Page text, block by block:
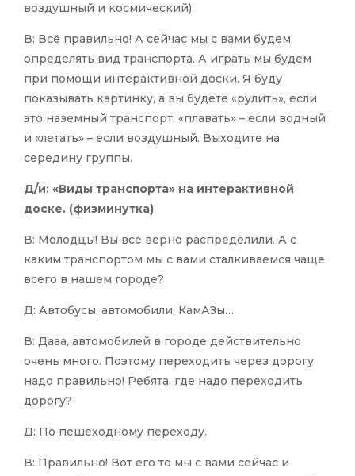
воздушный и космический)
В: Всё правильно! А сейчас мы с вами будем
определять вид транспорта. А играть мы будем
при помощи интерактивной доски. Я буду
показывать картинку, а вы будете «рулить», если
это наземный транспорт, «плавать» – если водный
и «летать» – если воздушный. Выходите на
середину группы.
Д/и: «Виды транспорта» на интерактивной
доске. (физминутка)
В: Молодцы! Вы всё верно распределили. А с
каким транспортом мы с вами сталкиваемся чаще
всего в нашем городе?
Д: Автобусы, автомобили, КамАЗы…
В: Дааа, автомобилей в городе действительно
очень много. Поэтому переходить через дорогу
надо правильно! Ребята, где надо переходить
дорогу?
Д: По пешеходному переходу.
В: Правильно! Вот его то мы с вами сейчас и